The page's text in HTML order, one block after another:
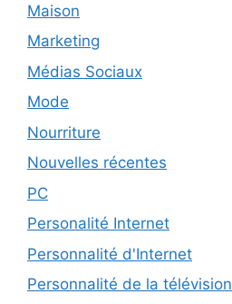
Maison
Marketing
Médias Sociaux
Mode
Nourriture
Nouvelles récentes
PC
Personalité Internet
Personnalité d'Internet
Personnalité de la télévision